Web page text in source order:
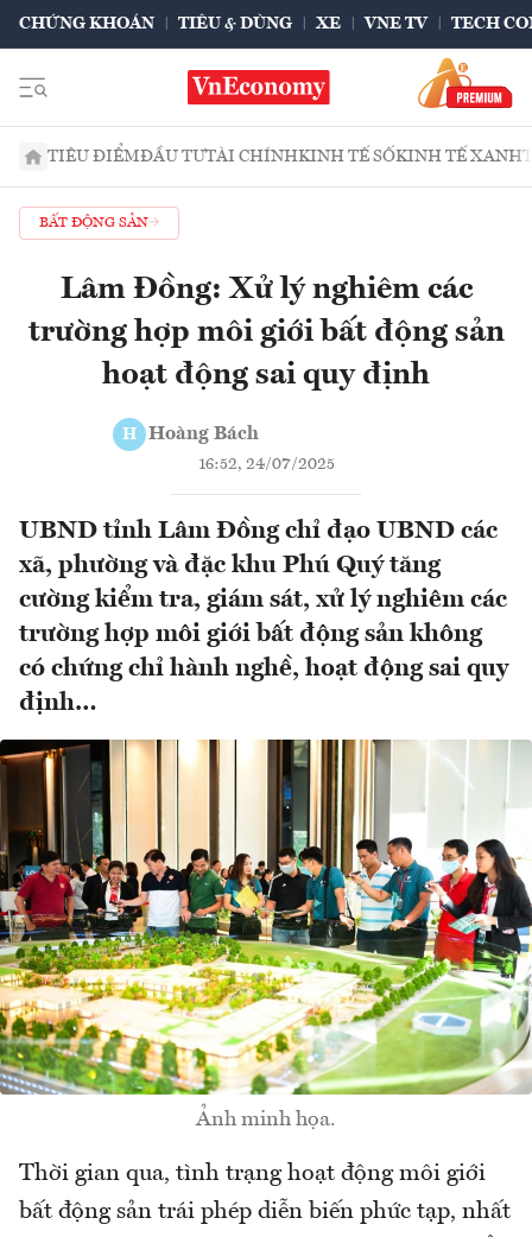
CHỨNG KHOÁN TIÊU & DÙNG XE VNE TV TECH
TIÊU ĐIỂMĐẦU TƯTÀI CHÍNHKINH TẾ SỐKINH TẾ XANH
BẤT ĐỘNG SẢN
Lâm Đồng: Xử lý nghiêm các
trường hợp môi giới bất động sản
hoạt động sai quy định
H Hoàng Bách
16:52, 24/07/2025
UBND tỉnh Lâm Đồng chỉ đạo UBND các
xã, phường và đặc khu Phú Quý tăng
cường kiểm tra, giám sát, xử lý nghiêm các
trường hợp môi giới bất động sản không
có chứng chỉ hành nghề, hoạt động sai quy
định…
Ảnh minh họa.
Thời gian qua, tình trạng hoạt động môi giới
bất động sản trái phép diễn biến phức tạp, nhất